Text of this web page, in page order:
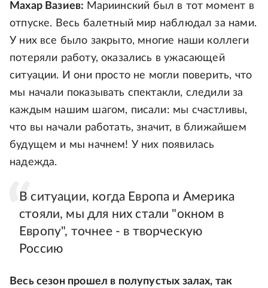
Махар Вазиев: Мариинский был в тот момент в
отпуске. Весь балетный мир наблюдал за нами.
У них все было закрыто, многие наши коллеги
потеряли работу, оказались в ужасающей
ситуации. И они просто не могли поверить, что
мы начали показывать спектакли, следили за
каждым нашим шагом, писали: мы счастливы,
что вы начали работать, значит, в ближайшем
будущем и мы начнем! У них появилась
надежда.
В ситуации, когда Европа и Америка
стояли, мы для них стали "окном в
Европу", точнее - в творческую
Россию
Весь сезон прошел в полупустых залах, так